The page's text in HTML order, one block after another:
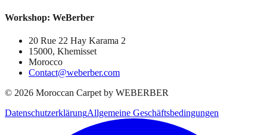
Workshop: WeBerber
20 Rue 22 Hay Karama 2
15000, Khemisset
Morocco
Contact@weberber.com
© 2026 Moroccan Carpet by WEBERBER
DatenschutzerklärungAllgemeine Geschäftsbedingungen